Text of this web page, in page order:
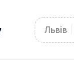
Львів